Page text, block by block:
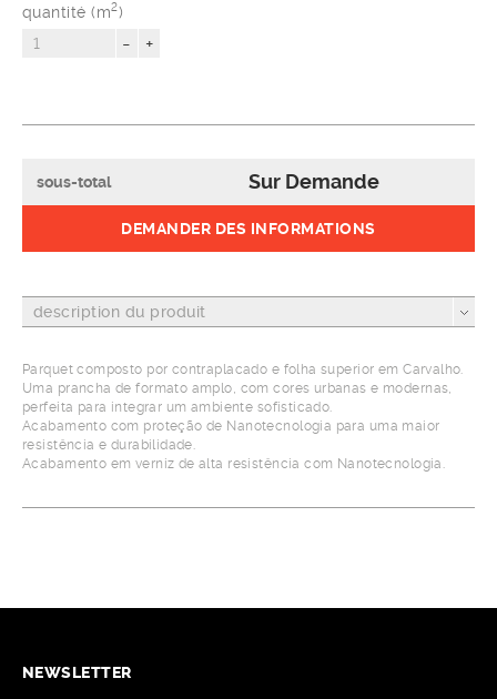
quantité (m2)
- +
sous-total Sur Demande
DEMANDER DES INFORMATIONS
description du produit
Parquet composto por contraplacado e folha superior em Carvalho.
Uma prancha de formato amplo, com cores urbanas e modernas,
perfeita para integrar um ambiente sofisticado.
Acabamento com proteção de Nanotecnologia para uma maior
resistência e durabilidade.
Acabamento em verniz de alta resistência com Nanotecnologia.
NEWSLETTER